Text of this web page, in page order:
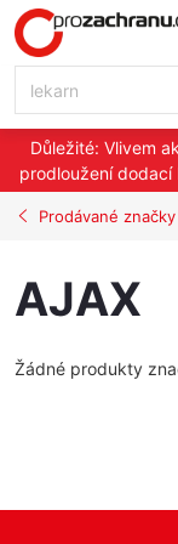
Přejít
na
Důležité: Vlivem
prodloužení dodací
Prodávané značky
AJAX
Žádné produkty